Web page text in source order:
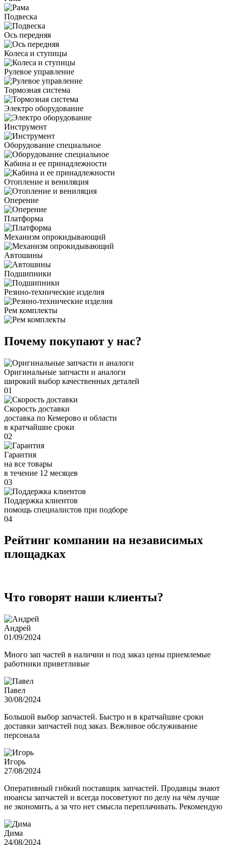
Подвеска
Ось передняя
Колеса и ступицы
Рулевое управление
Тормозная система
Электро оборудование
Инструмент
Оборудование специальное
Кабина и ее принадлежности
Отопление и вениляция
Оперение
Платформа
Механизм опрокидывающий
Автошины
Подшипники
Резино-технические изделия
Рем комплекты
Почему покупают у нас?
Оригинальные запчасти и аналоги
широкий выбор качественных деталей
01
Скорость доставки
доставка по Кемерово и области
в кратчайшие сроки
02
Гарантия
на все товары
в течение 12 месяцев
03
Поддержка клиентов
помощь специалистов при подборе
04
Рейтинг компании на независимых
площадках
Что говорят наши клиенты?
Андрей
01/09/2024
Много зап частей в наличии и под заказ цены приемлемые
работники приветливые
Павел
30/08/2024
Большой выбор запчастей. Быстро и в кратчайшие сроки
доставки запчастей под заказ. Вежливое обслуживание
персонала
Игорь
27/08/2024
Оперативный гибкий поставщик запчастей. Продавцы знают
нюансы запчастей и всегда посоветуют по делу на чём лучше
не экономить, а за что нет смысла переплачивать. Рекомендую
Дима
24/08/2024